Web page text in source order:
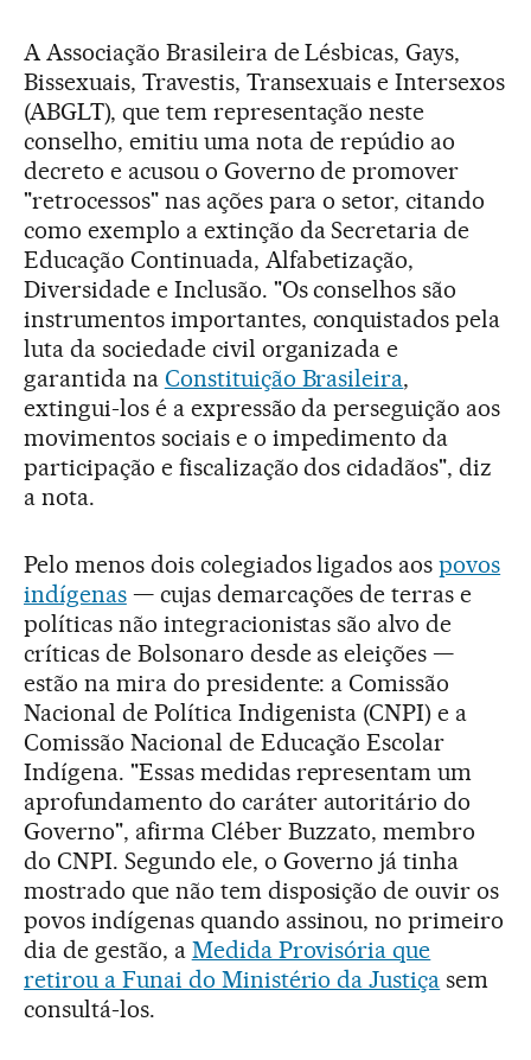
A Associação Brasileira de Lésbicas, Gays,
Bissexuais, Travestis, Transexuais e Intersexos
(ABGLT), que tem representação neste
conselho, emitiu uma nota de repúdio ao
decreto e acusou o Governo de promover
"retrocessos" nas ações para o setor, citando
como exemplo a extinção da Secretaria de
Educação Continuada, Alfabetização,
Diversidade e Inclusão. "Os conselhos são
instrumentos importantes, conquistados pela
luta da sociedade civil organizada e
garantida na Constituição Brasileira,
extingui-los é a expressão da perseguição aos
movimentos sociais e o impedimento da
participação e fiscalização dos cidadãos", diz
a nota.
Pelo menos dois colegiados ligados aospovos
indígenas— cujas demarcações de terras e
políticas não integracionistas são alvo de
críticas de Bolsonaro desde as eleições —
estão na mira do presidente: a Comissão
Nacional de Política Indigenista (CNPI) e a
Comissão Nacional de Educação Escolar
Indígena. "Essas medidas representam um
aprofundamento do caráter autoritário do
Governo", afirma Cléber Buzzato, membro
do CNPI. Segundo ele, o Governo já tinha
mostrado que não tem disposição de ouvir os
povos indígenas quando assinou, no primeiro
dia de gestão, a Medida Provisória que
retirou a Funai do Ministério da Justiça sem
consultá-los.